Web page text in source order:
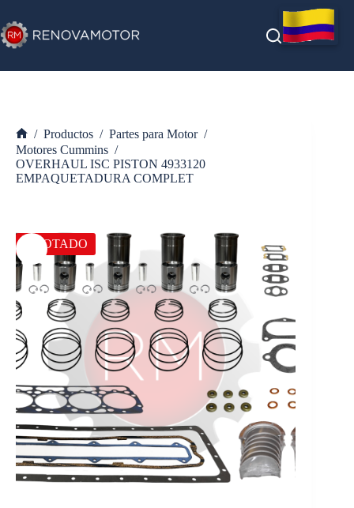
al
contenido
Inicio
/ Productos / Partes para Motor /
Motores Cummins /
OVERHAUL ISC PISTON 4933120
EMPAQUETADURA COMPLET
AGOTADO